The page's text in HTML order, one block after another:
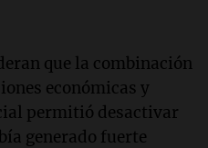
que la combinación
económicas y
permitió desactivar
generado fuerte